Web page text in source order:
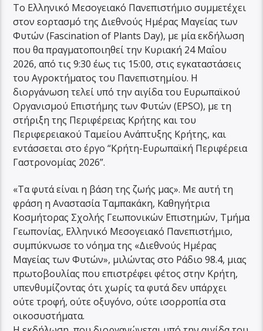
Το Ελληνικό Μεσογειακό Πανεπιστήμιο συμμετέχει
στον εορτασμό της Διεθνούς Ημέρας Μαγείας των
Φυτών (Fascination of Plants Day), με μία εκδήλωση
που θα πραγματοποιηθεί την Κυριακή 24 Μαΐου
2026, από τις 9:30 έως τις 15:00, στις εγκαταστάσεις
του Αγροκτήματος του Πανεπιστημίου. Η
διοργάνωση τελεί υπό την αιγίδα του Ευρωπαϊκού
Οργανισμού Επιστήμης των Φυτών (EPSO), με τη
στήριξη της Περιφέρειας Κρήτης και του
Περιφερειακού Ταμείου Ανάπτυξης Κρήτης, και
εντάσσεται στο έργο “Κρήτη-Ευρωπαϊκή Περιφέρεια
Γαστρονομίας 2026”.
«Τα φυτά είναι η βάση της ζωής μας». Με αυτή τη
φράση η Αναστασία Ταμπακάκη, Καθηγήτρια
Κοσμήτορας Σχολής Γεωπονικών Επιστημών, Τμήμα
Γεωπονίας, Ελληνικό Μεσογειακό Πανεπιστήμιο,
συμπύκνωσε το νόημα της «Διεθνούς Ημέρας
Μαγείας των Φυτών», μιλώντας στο Ράδιο 98.4, μιας
πρωτοβουλίας που επιστρέφει φέτος στην Κρήτη,
υπενθυμίζοντας ότι χωρίς τα φυτά δεν υπάρχει
ούτε τροφή, ούτε οξυγόνο, ούτε ισορροπία στα
οικοσυστήματα.